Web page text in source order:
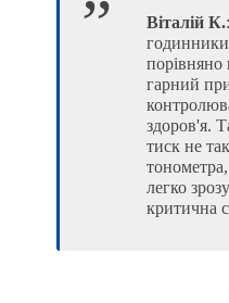
Віталій К.
порівняно
гарний
здоров'я.
тиск не
легко
критична